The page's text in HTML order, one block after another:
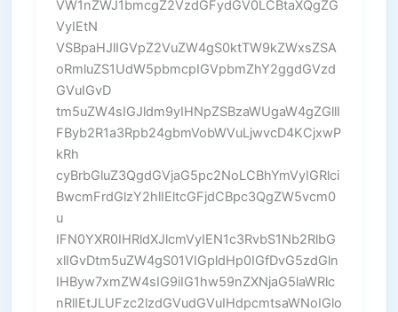
VW1nZWJ1bmcgZ2VzdGFydGV0LCBtaXQgZG
VyIEtN
VSBpaHJlIGVpZ2VuZW4gS0ktTW9kZWxsZSA
oRmluZS1UdW5pbmcpIGVpbmZhY2ggdGVzd
GVuIGvD
tm5uZW4sIGJldm9yIHNpZSBzaWUgaW4gZGllI
FByb2R1a3Rpb24gbmVobWVuLjwvcD4KCjxwP
kRh
cyBrbGluZ3QgdGVjaG5pc2NoLCBhYmVyIGRlci
BwcmFrdGlzY2hlIEltcGFjdCBpc3QgZW5vcm0
u
IFN0YXR0IHRldXJlcmVyIEN1c3RvbS1Nb2RlbG
xlIGvDtm5uZW4gS01VIGpldHp0IGfDvG5zdGln
IHByw7xmZW4sIG9iIG1hw59nZXNjaG5laWRlc
nRlIEtJLUFzc2lzdGVudGVuIHdpcmtsaWNoIGlo